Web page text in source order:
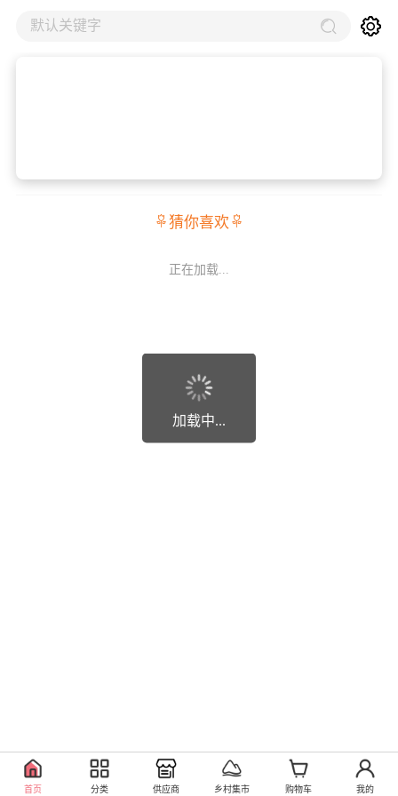
默认关键字
猜你喜欢
正在加载...
首页 分类 供应商 乡村集市 购物车 我的
加载中...